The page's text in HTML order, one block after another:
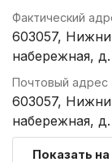
Фактический
603057,
набережная,
Почтовый адрес
603057,
набережная,
Показать на